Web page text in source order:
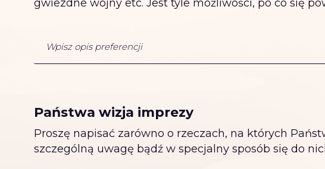
gwiezdne wojny etc. Jest tyle możliwości, po co się
Państwa wizja imprezy
Proszę napisać zarówno o rzeczach, na których
szczególną uwagę bądź w specjalny sposób się do